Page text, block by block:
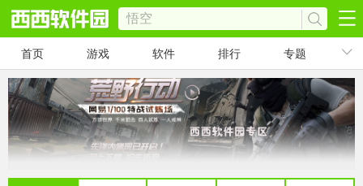
首页 游戏 软件 排行 专题